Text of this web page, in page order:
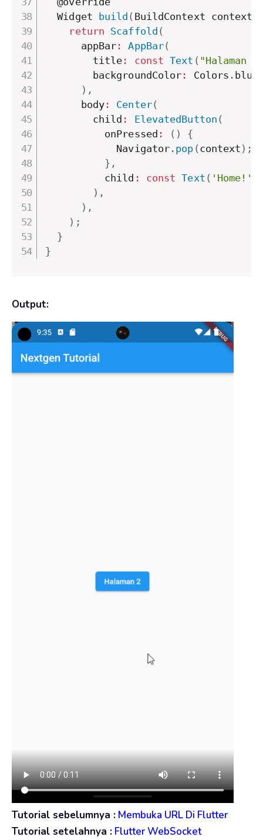
  Widget
build ( BuildContext context
return Scaffold (
      appBar
: AppBar(
        title
: const Text ( "Halaman
        backgroundColor
: Colors . blue
) ,
      body
: Center(
        child
: ElevatedButton (
          onPressed
: ( )
{
            Navigator
. pop ( context ) ;
} ,
          child
: const Text ( 'Home!'
) ,
) ,
) ;
}
}
Output:
Tutorial sebelumnya : Membuka URL Di Flutter
Tutorial setelahnya : Flutter WebSocket